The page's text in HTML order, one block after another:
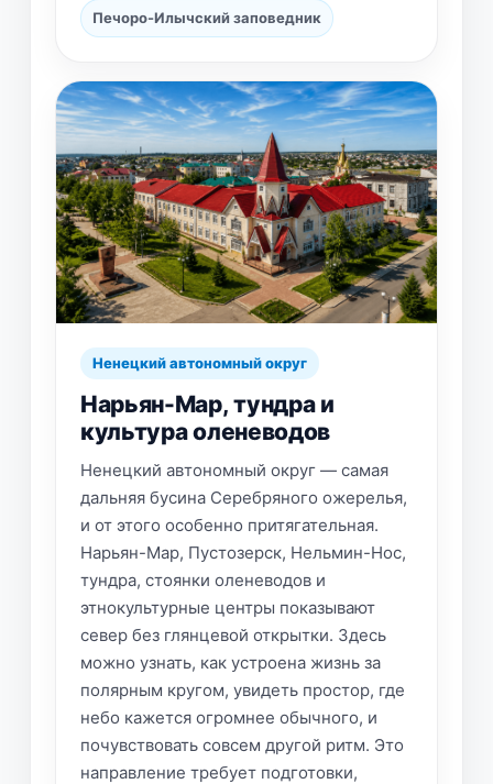
Печоро-Илычский заповедник
Ненецкий автономный округ
Нарьян-Мар, тундра и
культура оленеводов
Ненецкий автономный округ — самая
дальняя бусина Серебряного ожерелья,
и от этого особенно притягательная.
Нарьян-Мар, Пустозерск, Нельмин-Нос,
тундра, стоянки оленеводов и
этнокультурные центры показывают
север без глянцевой открытки. Здесь
можно узнать, как устроена жизнь за
полярным кругом, увидеть простор, где
небо кажется огромнее обычного, и
почувствовать совсем другой ритм. Это
направление требует подготовки,